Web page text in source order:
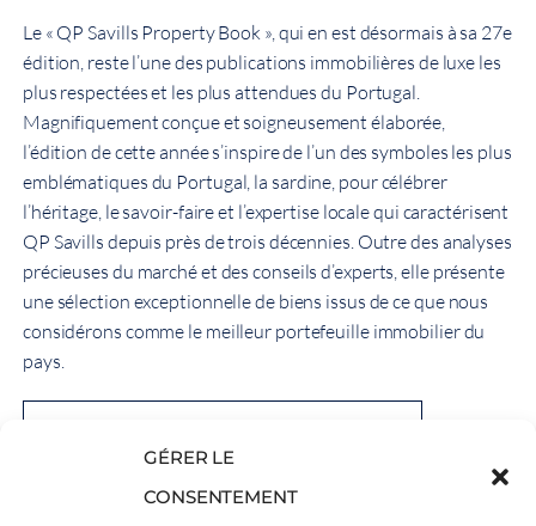
GÉRER LE
CONSENTEMENT
Le « QP Savills Property Book », qui en est désormais à sa 27e
édition, reste l’une des publications immobilières de luxe les
plus respectées et les plus attendues du Portugal.
Magnifiquement conçue et soigneusement élaborée,
l’édition de cette année s’inspire de l’un des symboles les plus
emblématiques du Portugal, la sardine, pour célébrer
l’héritage, le savoir-faire et l’expertise locale qui caractérisent
QP Savills depuis près de trois décennies. Outre des analyses
précieuses du marché et des conseils d’experts, elle présente
une sélection exceptionnelle de biens issus de ce que nous
considérons comme le meilleur portefeuille immobilier du
pays.